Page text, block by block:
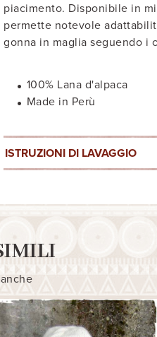
piacimento. Disponibile in
permette notevole
gonna in maglia seguendo i
100% Lana d'alpaca
Made in Perù
ISTRUZIONI DI LAVAGGIO